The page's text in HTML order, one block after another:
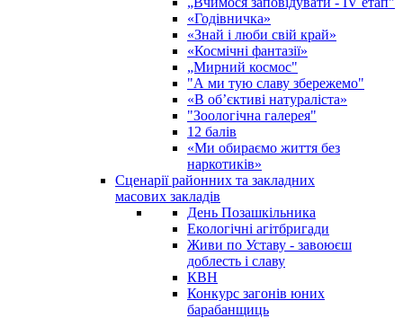
«Годівничка»
«Знай і люби свій край»
«Космічні фантазії»
„Мирний космос"
"А ми тую славу збережемо"
«В об’єктиві натураліста»
"Зоологічна галерея"
12 балів
«Ми обираємо життя без
наркотиків»
Сценарії районних та закладних
масових закладів
День Позашкільника
Екологічні агітбригади
Живи по Уставу - завоюєш
доблесть і славу
КВН
Конкурс загонів юних
барабанщиць